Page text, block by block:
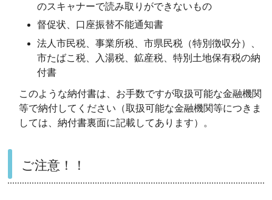
のスキャナーで読み取りができないもの
督促状、口座振替不能通知書
法人市民税、事業所税、市県民税（特別徴収分）、
市たばこ税、入湯税、鉱産税、特別土地保有税の納
付書
このような納付書は、お手数ですが取扱可能な金融機関
等で納付してください（取扱可能な金融機関等につきま
しては、納付書裏面に記載してあります）。
ご注意！！